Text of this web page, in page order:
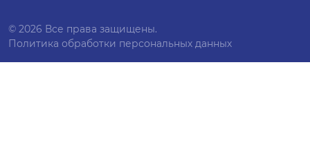
© 2026 Все права защищены.
Политика обработки персональных данных